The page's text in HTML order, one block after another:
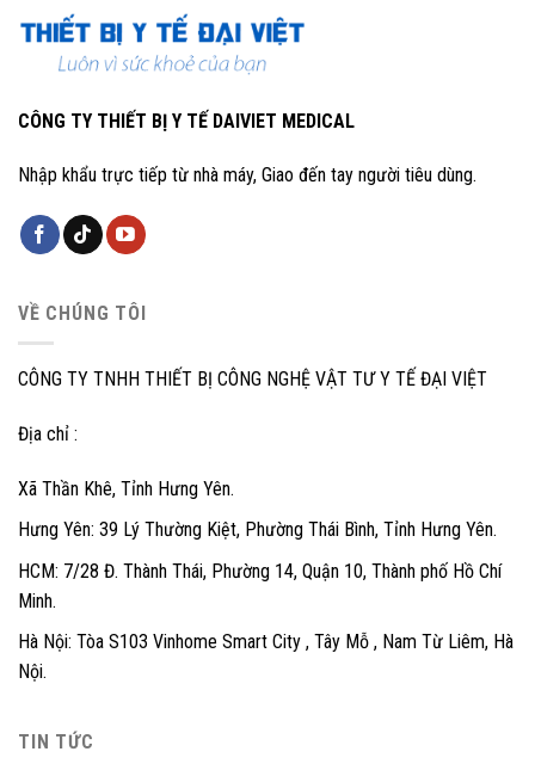
CÔNG TY THIẾT BỊ Y TẾ DAIVIET MEDICAL
Nhập khẩu trực tiếp từ nhà máy, Giao đến tay người tiêu dùng.
VỀ CHÚNG TÔI
CÔNG TY TNHH THIẾT BỊ CÔNG NGHỆ VẬT TƯ Y TẾ ĐẠI VIỆT
Địa chỉ :
Xã Thần Khê, Tỉnh Hưng Yên.
Hưng Yên: 39 Lý Thường Kiệt, Phường Thái Bình, Tỉnh Hưng Yên.
HCM: 7/28 Đ. Thành Thái, Phường 14, Quận 10, Thành phố Hồ Chí
Minh.
Hà Nội: Tòa S103 Vinhome Smart City , Tây Mỗ , Nam Từ Liêm, Hà
Nội.
TIN TỨC